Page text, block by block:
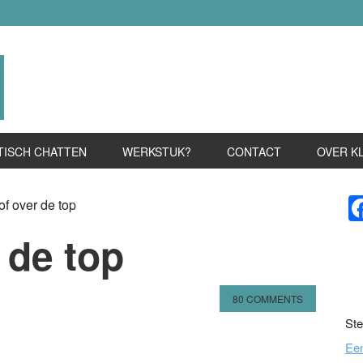
CHATTEN WERKSTUK? CONTACT OVER
over de top
top
80 COMMENTS